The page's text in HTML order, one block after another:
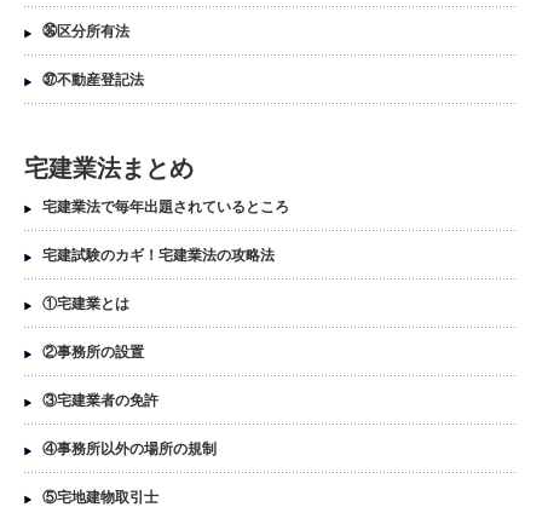
㊱区分所有法
㊲不動産登記法
宅建業法まとめ
宅建業法で毎年出題されているところ
宅建試験のカギ！宅建業法の攻略法
①宅建業とは
②事務所の設置
③宅建業者の免許
④事務所以外の場所の規制
⑤宅地建物取引士